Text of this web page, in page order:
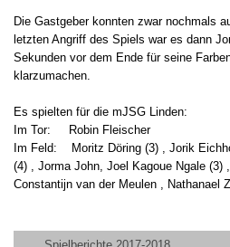
Die Gastgeber konnten zwar nochmals
letzten Angriff des Spiels war es dann
Sekunden vor dem Ende für seine
klarzumachen.
Es spielten für die mJSG Linden:
Im Tor: Robin Fleischer
Im Feld: Moritz Döring (3) , Jorik
(4) , Jorma John, Joel Kagoue Ngale (3)
Constantijn van der Meulen , Nathanael